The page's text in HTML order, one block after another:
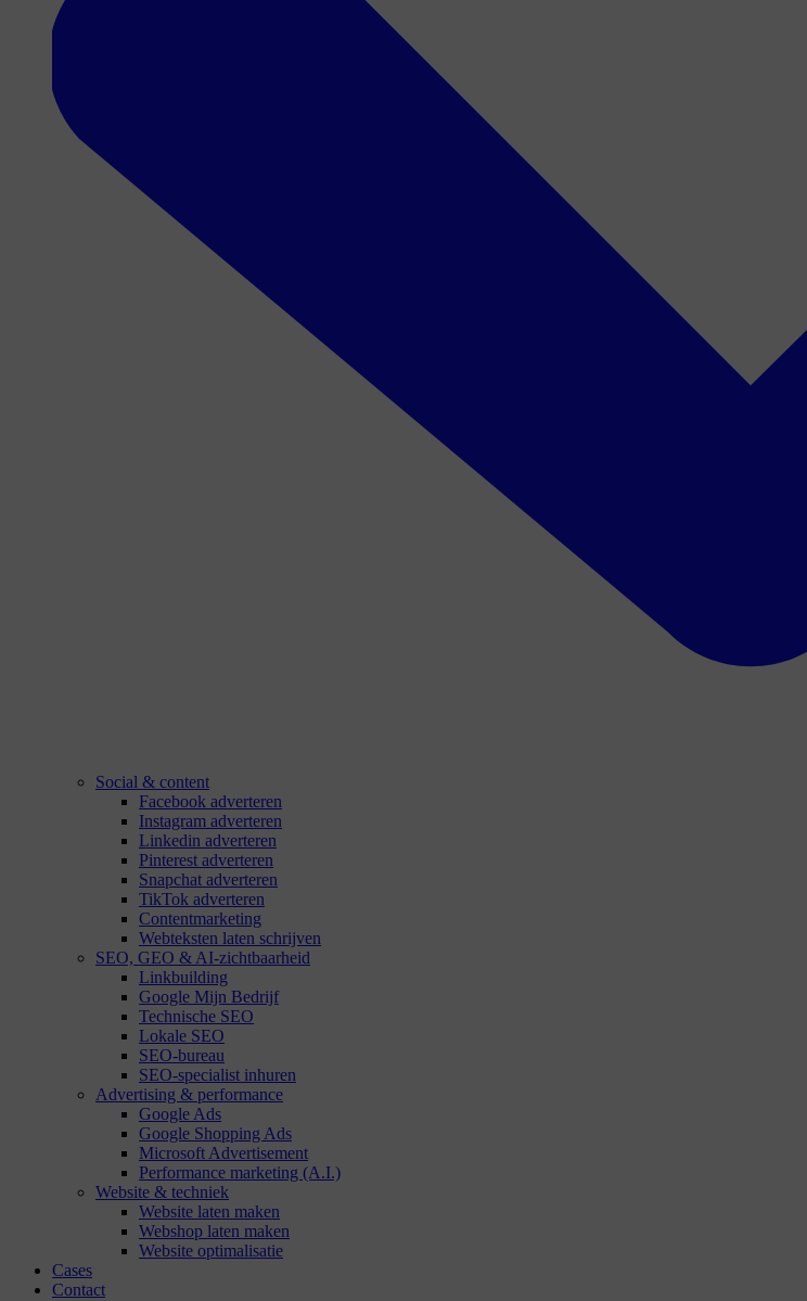
Social & content
Facebook adverteren
Instagram adverteren
Linkedin adverteren
Pinterest adverteren
Snapchat adverteren
TikTok adverteren
Contentmarketing
Webteksten laten schrijven
SEO, GEO & AI-zichtbaarheid
Linkbuilding
Google Mijn Bedrijf
Technische SEO
Lokale SEO
SEO-bureau
SEO-specialist inhuren
Advertising & performance
Google Ads
Google Shopping Ads
Microsoft Advertisement
Performance marketing (A.I.)
Website & techniek
Website laten maken
Webshop laten maken
Website optimalisatie
Cases
Contact